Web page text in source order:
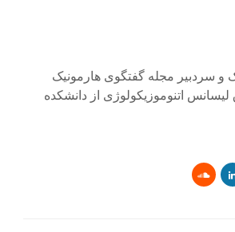
و سردبیر مجله گفتگوی هارمونیک
اتنوموزیکولوژی از دانشکده